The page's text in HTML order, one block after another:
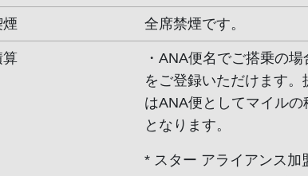
全席禁煙です。
算
・ANA便名でご搭乗の
をご登録いただけます
はANA便としてマイル
となります。
* スター アライアンス加